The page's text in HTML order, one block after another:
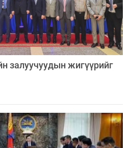
залуучуудын жигүүрийг